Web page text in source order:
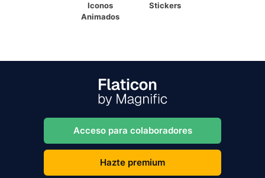
Iconos
Animados
Stickers
Acceso para colaboradores
Hazte premium